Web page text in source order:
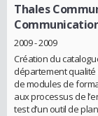
Thales
2009 - 2009
Création du
département
de modules de
aux processus de
test d’un outil de